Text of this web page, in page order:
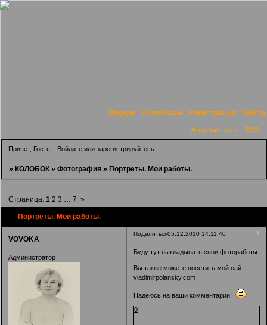
Форум Колобчане Регистрация Войти
Активные темы RSS
Привет, Гость! Войдитеили зарегистрируйтесь.
»КОЛОБОК »Фотография »Портреты. Мои работы.
Портреты. Мои работы.
Страница:1 2 3 … 7 »
Поделиться 1
05.12.2010 14:11:40
VOVOKA
Администратор
Буду тут выкладывать свои фотоработы.
Вы также можете посетить мой сайт:
vladimirpolansky.com
Надеюсь на ваши комментарии!
0